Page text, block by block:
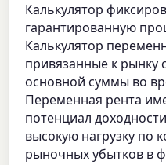
Калькулятор
гарантированную
Калькулятор
привязанные к рынку
основной суммы во
Переменная рента
потенциал
высокую нагрузку по
рыночных убытков в